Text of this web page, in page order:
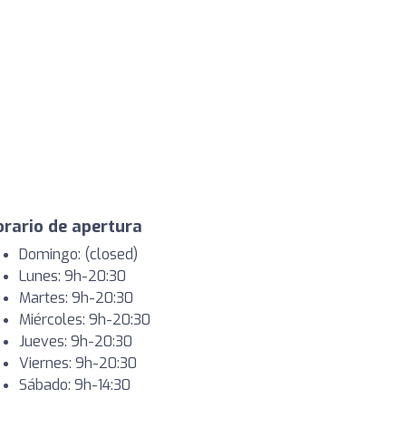
de apertura
Domingo: (closed)
Lunes: 9h-20:30
Martes: 9h-20:30
Miércoles: 9h-20:30
Jueves: 9h-20:30
Viernes: 9h-20:30
Sábado: 9h-14:30